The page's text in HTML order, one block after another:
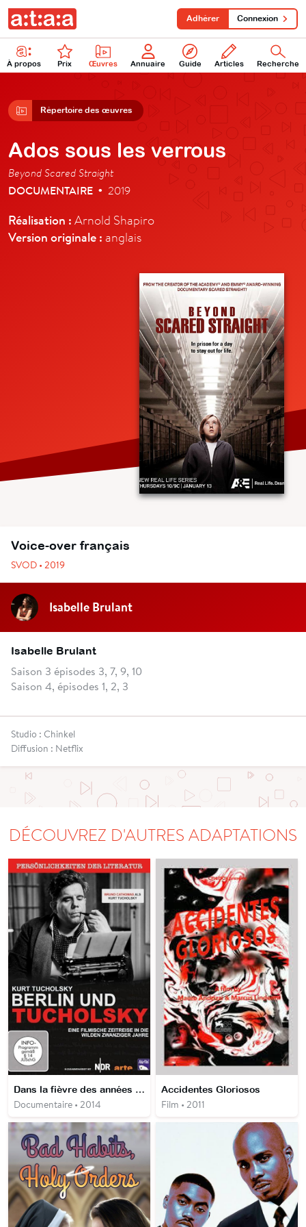
À propos Prix Œuvres Annuaire Guide Articles Recherche
Adhérer Connexion
Répertoire des œuvres
Ados sous les verrous
Beyond Scared Straight
DOCUMENTAIRE • 2019
Réalisation : Arnold Shapiro
Version originale : anglais
Voice-over français
SVOD • 2019
Isabelle Brulant
Isabelle Brulant
Saison 3 épisodes 3, 7, 9, 10
Saison 4, épisodes 1, 2, 3
Studio : Chinkel
Diffusion : Netflix
DÉCOUVREZ D'AUTRES ADAPTATIONS
Dans la fièvre des années 20 Le Berlin de Tucholsky
Documentaire • 2014
Accidentes Gloriosos
Film • 2011